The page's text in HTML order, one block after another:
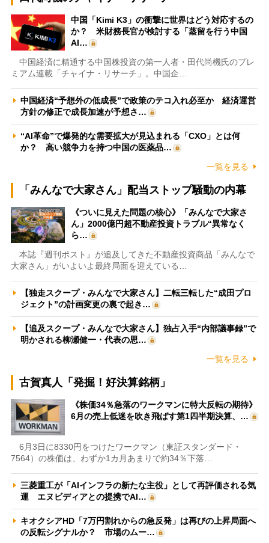
中国「Kimi K3」の衝撃に世界はどう対応するの
か？ 米財務長官が検討する「蒸留を行う中国
AI…
中国経済に精通する中国株投資の第一人者・田代尚機氏のプレ
ミアム連載「チャイナ・リサーチ」。中国企…
中国経済“予想外の低成長”で政策のテコ入れ必至か 経済運営
方針の修正で成長加速が予想さ…
“AI革命”で爆発的な需要拡大が見込まれる「CXO」とは何
か？ 高い競争力を持つ中国の医薬品…
一覧を見る
「みんなで大家さん」配当ストップ騒動の内幕
《ついに見えた問題の核心》「みんなで大家さ
ん」2000億円超不動産投資トラブル“異常なく
ら…
本誌『週刊ポスト』が追及してきた不動産投資商品「みんなで
大家さん」がいよいよ最終局面を迎えている…
【独走スクープ・みんなで大家さん】二転三転した“成田プロ
ジェクト”の計画変更の裏で起き…
【追及スクープ・みんなで大家さん】独占入手“内部議事録”で
明かされる柳瀬健一・代表の思…
一覧を見る
古賀真人「発掘！好決算銘柄」
《株価34％急落のワークマンに特大反転の期待》
6月の売上低迷を吹き飛ばす第1四半期決算、…
6月3日に8330円をつけたワークマン（東証スタンダード・
7564）の株価は、わずか1カ月あまりで約34％下落…
三菱重工が「AIインフラの新たな主役」として再評価される気
運 エヌビディアとの提携でAI…
キオクシアHD「7万円割れからの急反発」は再びの上昇局面へ
の反転シグナルか？ 市場のムー…